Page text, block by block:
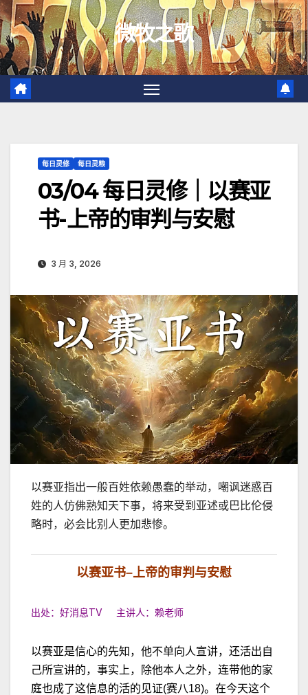
跳
至
内
容
微牧之歌
每日灵修 每日灵粮
03/04 每日灵修｜以赛亚
书-上帝的审判与安慰
3 月 3, 2026
以赛亚指出一般百姓依赖愚蠢的举动，嘲讽迷惑百
姓的人仿佛熟知天下事，将来受到亚述或巴比伦侵
略时，必会比别人更加悲惨。
以赛亚书– 上帝的审判与安慰
出处：好消息TV 主讲人：赖老师
以赛亚是信心的先知，他不单向人宣讲，还活出自
己所宣讲的，事实上，除他本人之外，连带他的家
庭也成了这信息的活的见证(赛八18)。在今天这个